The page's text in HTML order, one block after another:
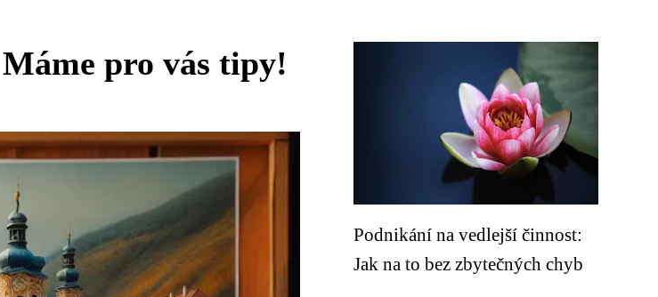
pro vás tipy!
Podnikání na vedlejší činnost:
Jak na to bez zbytečných chyb